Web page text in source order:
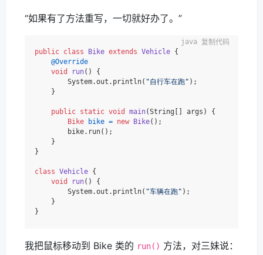
“如果有了方法重写，一切就好办了。”
public class Bike extends Vehicle {
@Override
void
run()
{
        System.out.println(
"自行车在跑" );
    }
public static void main(String[] args)
{
Bike
bike = new Bike();
        bike.run();
    }
}
class Vehicle {
void
run()
{
        System.out.println(
"车辆在跑" );
    }
复制代码
我把鼠标移动到 Bike 类的 run() 方法，对三妹说：